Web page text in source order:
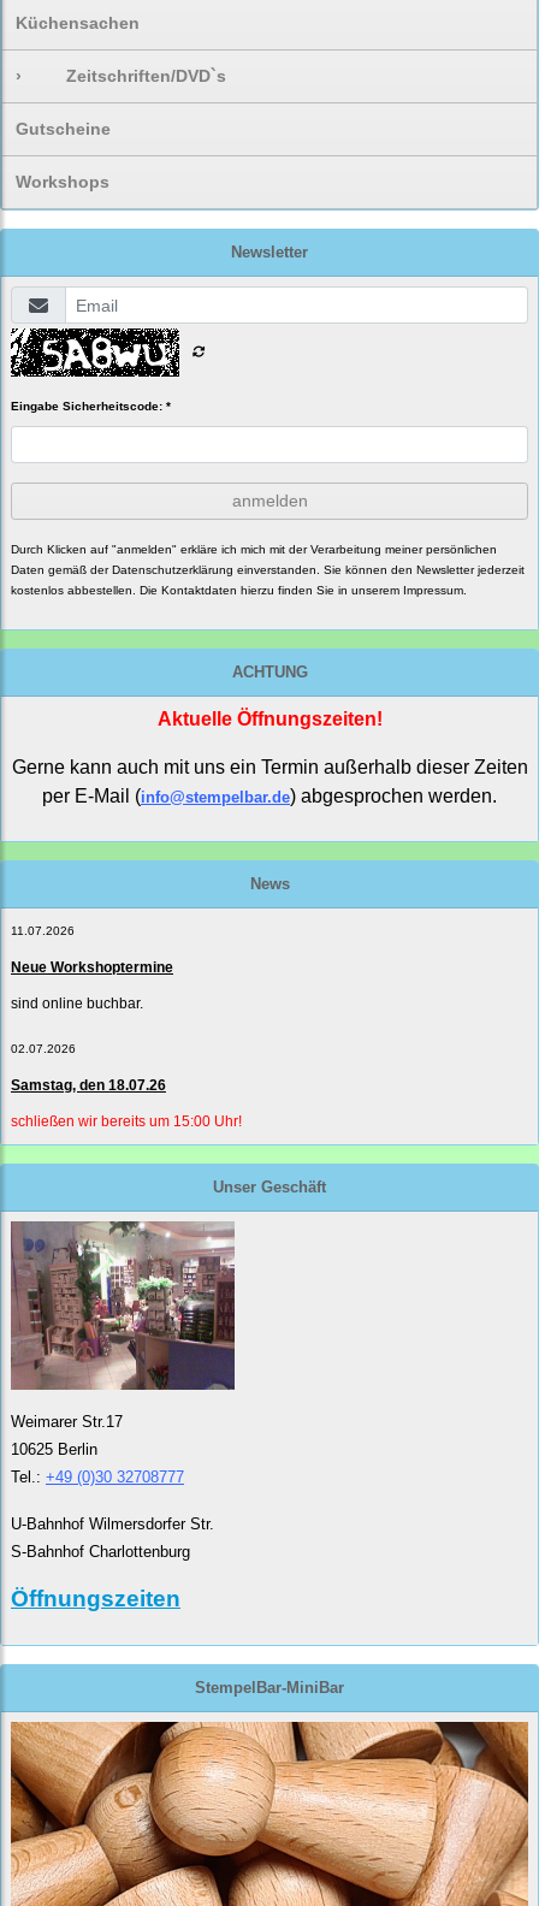
Küchensachen
› Zeitschriften/DVD`s
Gutscheine
Workshops
Newsletter
Eingabe Sicherheitscode: *
anmelden
Durch Klicken auf "anmelden" erkläre ich mich mit der Verarbeitung meiner persönlichen
Daten gemäß derDatenschutzerklärung einverstanden. Sie können den Newsletter jederzeit
kostenlos abbestellen. Die Kontaktdaten hierzu finden Sie in unserem Impressum.
ACHTUNG
Aktuelle Öffnungszeiten!
Gerne kann auch mit uns ein Termin außerhalb dieser Zeiten
per E-Mail (info@stempelbar.de) abgesprochen werden.
News
11.07.2026
Neue Workshoptermine
sind online buchbar.
02.07.2026
Samstag, den 18.07.26
schließen wir bereits um 15:00 Uhr!
Unser Geschäft
Weimarer Str.17
10625 Berlin
Tel.: +49 (0)30 32708777
U-Bahnhof Wilmersdorfer Str.
S-Bahnhof Charlottenburg
Öffnungszeiten
StempelBar-MiniBar